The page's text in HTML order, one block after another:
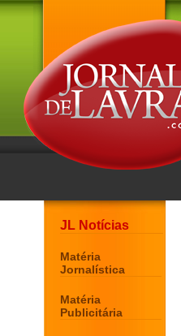
JL Notícias
Matéria
Jornalística
Matéria
Publicitária